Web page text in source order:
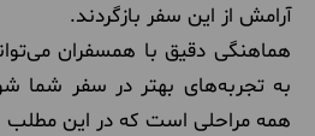
آرامش از این سفر بازگردند.
هماهنگی دقیق با همسفران
به تجربه‌های بهتر در سفر شما
همه مراحلی است که در این مطلب